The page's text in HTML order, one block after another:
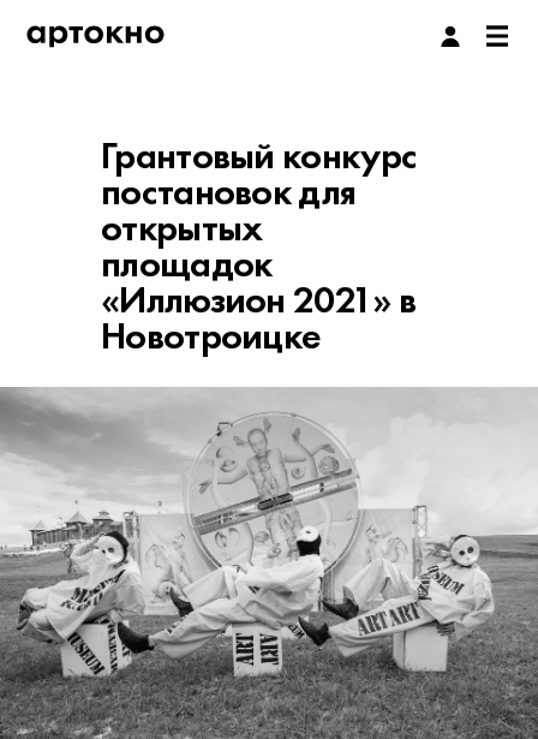
Грантовый конкурс
постановок для
открытых
площадок
«Иллюзион 2021» в
Новотроицке